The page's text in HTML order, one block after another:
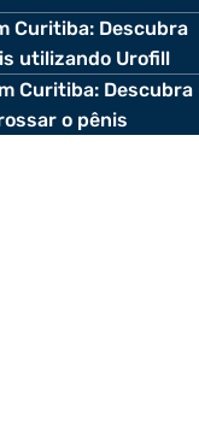
Curitiba: Descubra
utilizando Urofill
Curitiba: Descubra
o pênis